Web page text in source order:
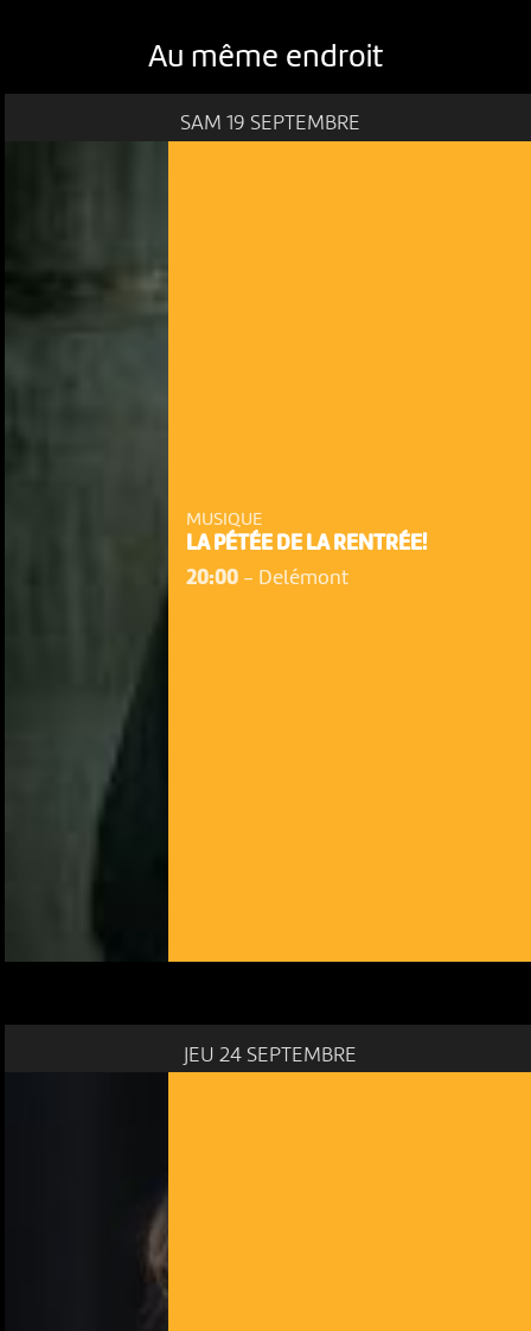
Au même endroit
SAM 19 SEPTEMBRE
MUSIQUE
LA PÉTÉE DE LA RENTRÉE!
20:00- Delémont
JEU 24 SEPTEMBRE